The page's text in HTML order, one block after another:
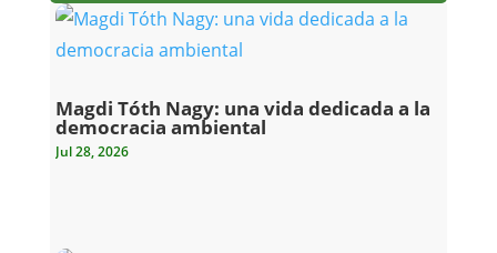
Magdi Tóth Nagy: una vida dedicada a la
democracia ambiental
Jul 28, 2026